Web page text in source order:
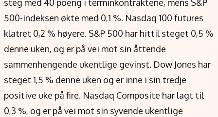
Kontakt oss
Forfattere og redaksjon
Etiske retningslinjer
Verdensnyheter
Alt om penger på engelsk
steg med 40 poeng i terminkontraktene, mens S&P
500-indeksen økte med 0,1 %. Nasdaq 100 futures
klatret 0,2 % høyere. S&P 500 har hittil steget 0,5 %
denne uken, og er på vei mot sin åttende
sammenhengende ukentlige gevinst. Dow Jones har
steget 1,5 % denne uken og er inne i sin tredje
positive uke på fire. Nasdaq Composite har lagt til
0,3 %, og er på vei mot sin syvende ukentlige